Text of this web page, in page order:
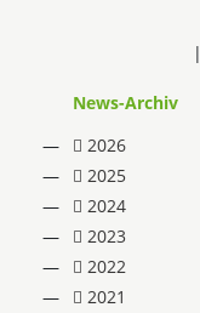
News-Archiv
2026
2025
2024
2023
2022
2021